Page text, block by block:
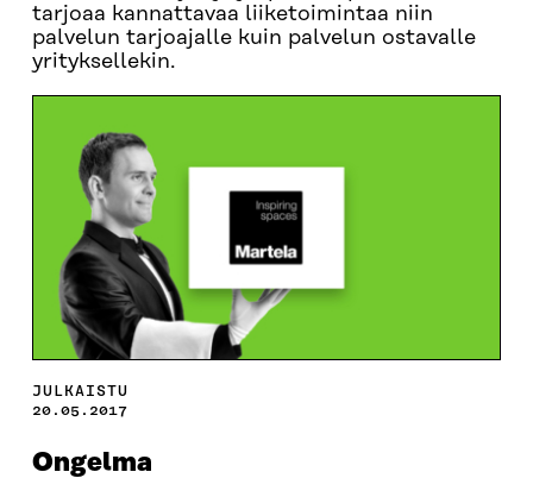
tarjoaa kannattavaa liiketoimintaa niin
palvelun tarjoajalle kuin palvelun ostavalle
yrityksellekin.
JULKAISTU
20.05.2017
Ongelma